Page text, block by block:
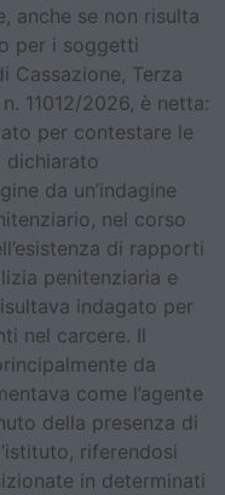
anche se non risulta
per i soggetti
Cassazione, Terza
11012/2026, è netta:
per contestare le
dichiarato
da un’indagine
nel corso
di rapporti
penitenziaria e
indagato per
nel carcere. Il
da
come l’agente
della presenza di
riferendosi
in determinati